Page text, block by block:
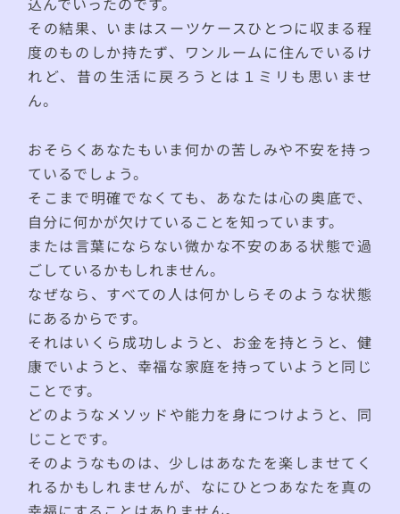
その結果、いまはスーツケースひとつに収まる程
度のものしか持たず、ワンルームに住んでいるけ
れど、昔の生活に戻ろうとは１ミリも思いませ
ん。
おそらくあなたもいま何かの苦しみや不安を持っ
ているでしょう。
そこまで明確でなくても、あなたは心の奥底で、
自分に何かが欠けていることを知っています。
または言葉にならない微かな不安のある状態で過
ごしているかもしれません。
なぜなら、すべての人は何かしらそのような状態
にあるからです。
それはいくら成功しようと、お金を持とうと、健
康でいようと、幸福な家庭を持っていようと同じ
ことです。
どのようなメソッドや能力を身につけようと、同
じことです。
そのようなものは、少しはあなたを楽しませてく
れるかもしれませんが、なにひとつあなたを真の